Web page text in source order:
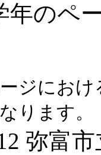
年のペ
ジにお
ります。
弥富